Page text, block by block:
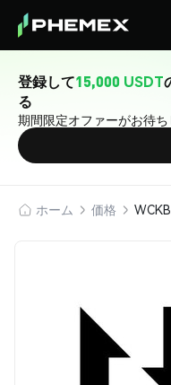
登録して15,000 USDT
る
期間限定オファーがお待ち
ホーム 価格